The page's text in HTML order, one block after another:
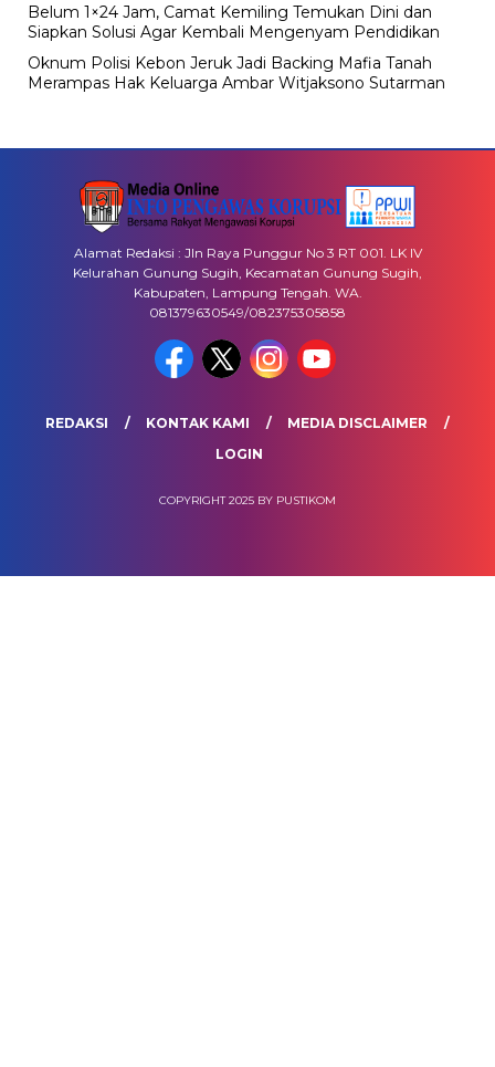
Belum 1×24 Jam, Camat Kemiling Temukan Dini dan
Siapkan Solusi Agar Kembali Mengenyam Pendidikan
Oknum Polisi Kebon Jeruk Jadi Backing Mafia Tanah
Merampas Hak Keluarga Ambar Witjaksono Sutarman
Alamat Redaksi : Jln Raya Punggur No 3 RT 001. LK IV
Kelurahan Gunung Sugih, Kecamatan Gunung Sugih,
Kabupaten, Lampung Tengah. WA.
081379630549/082375305858
REDAKSI KONTAK KAMI
MEDIA DISCLAIMER
LOGIN
COPYRIGHT 2025 BY PUSTIKOM